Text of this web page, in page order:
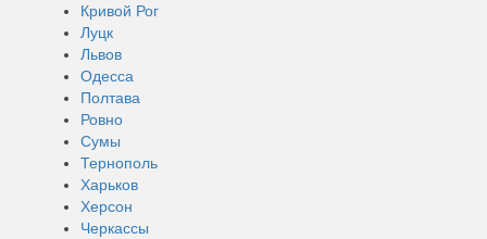
Кривой Рог
Луцк
Львов
Одесса
Полтава
Ровно
Сумы
Тернополь
Харьков
Херсон
Черкассы